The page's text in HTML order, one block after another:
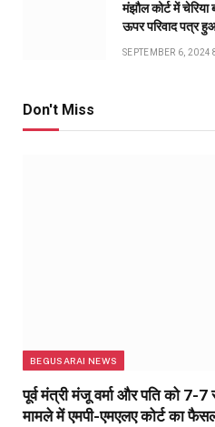
मंझौल कोर्ट में
ऊपर परिवाद पत्र
SEPTEMBER 6, 2024
Don't Miss
BEGUSARAI NEWS
पूर्व मंत्री मंजू वर्मा और पति को 7-
मामले में एमपी-एमएलए कोर्ट का